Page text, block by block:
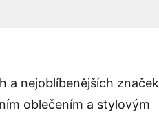
a nejoblíbenějších značek
oblečením a stylovým